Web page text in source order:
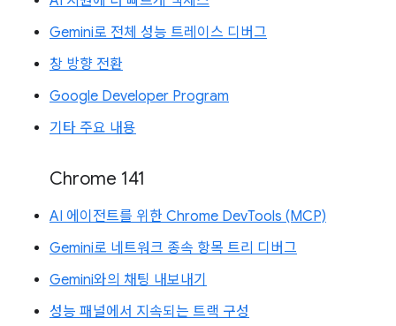
Gemini로 전체 성능 트레이스 디버그
창 방향 전환
Google Developer Program
기타 주요 내용
Chrome 141
AI 에이전트를 위한 Chrome DevTools (MCP)
Gemini로 네트워크 종속 항목 트리 디버그
Gemini와의 채팅 내보내기
성능 패널에서 지속되는 트랙 구성